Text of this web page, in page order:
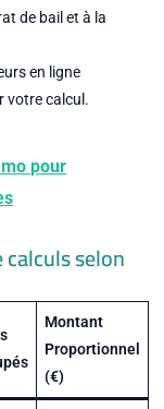
de bail et à la
en ligne
votre calcul.
pour
selon
Montant
Proportionnel
(€)